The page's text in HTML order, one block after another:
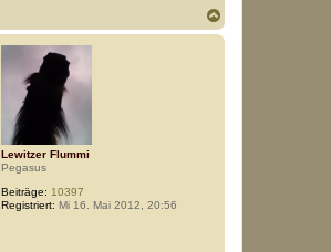
a
Lewitzer Flummi
Pegasus
Beiträge: 10397
Registriert: Mi 16. Mai 2012, 20:56